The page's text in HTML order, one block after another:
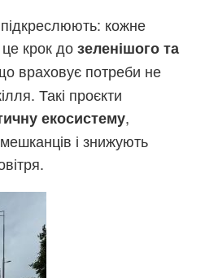
кожне
крок дозеленішого та
враховує потреби не
Такі проєкти
екосистему,
і знижують